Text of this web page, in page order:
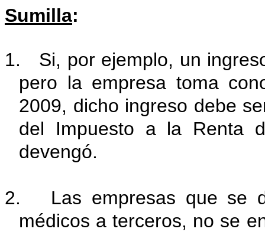
Sumilla:
1. Si, por ejemplo, un
pero la empresa toma
2009, dicho ingreso debe
del Impuesto a la Renta
devengó.
2. Las empresas que se
médicos a terceros, no se